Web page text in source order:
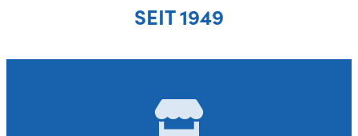
SEIT 1949